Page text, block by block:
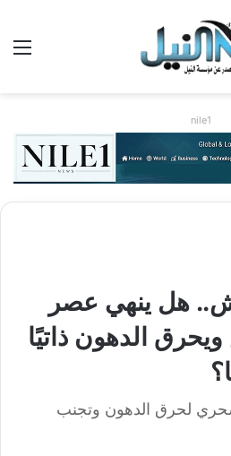
nile1
هل ينهي عصر
الدهون ذاتيًا
لحرق الدهون وتجنب